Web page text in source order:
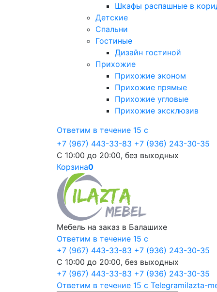
Шкафы распашные в
Детские
Спальни
Гостиные
Дизайн гостиной
Прихожие
Прихожие эконом
Прихожие прямые
Прихожие угловые
Прихожие эксклюзив
Ответим в течение 15 с
+7 (967) 443-33-83 +7 (936) 243-30-35
С 10:00 до 20:00, без выходных
Корзина0
Мебель на заказ в Балашихе
Ответим в течение 15 с
+7 (967) 443-33-83 +7 (936) 243-30-35
С 10:00 до 20:00, без выходных
+7 (967) 443-33-83 +7 (936) 243-30-35
Ответим в течение 15 с Telegramilazta-